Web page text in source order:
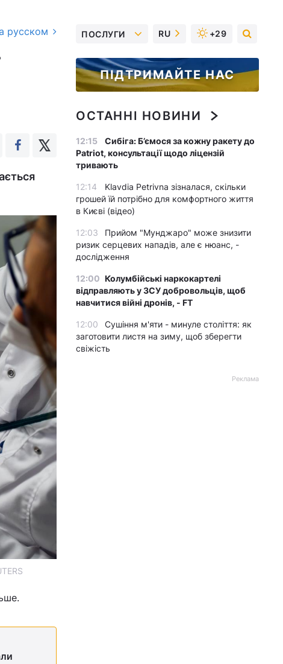
русском ПОСЛУГИ RU +29
ПІДТРИМАЙТЕ НАС
ОСТАННІ НОВИНИ
12:15
Сибіга: Б’ємося за кожну ракету до
Patriot, консультації щодо ліцензій
тривають
12:14
Klavdia Petrivna зізналася, скільки
грошей їй потрібно для комфортного життя
в Києві (відео)
12:03
Прийом "Мунджаро" може знизити
ризик серцевих нападів, але є нюанс, -
дослідження
12:00 Колумбійські наркокартелі
відправляють у ЗСУ добровольців, щоб
навчитися війні дронів, - FT
12:00
Сушіння м'яти - минуле століття: як
заготовити листя на зиму, щоб зберегти
свіжість
Реклама